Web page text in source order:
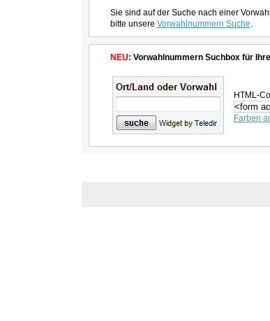
Sie sind auf der Suche nach einer
bitte unsere Vorwahlnummern Suche.
NEU: Vorwahlnummern Suchbox für
HTML-
Farben